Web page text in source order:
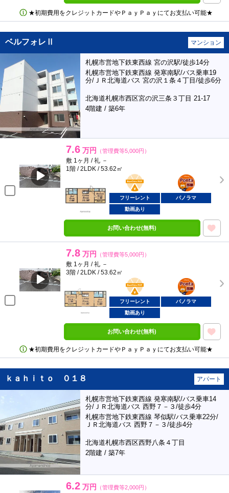
★初期費用をクレジットカードやＰａｙＰａｙにてお支払い可能★
ベルフォレⅡ マンション
札幌市営地下鉄東西線 宮の沢駅/徒歩14分
札幌市営地下鉄東西線 発寒南駅/バス乗車19
分/ＪＲ北海道バス 宮の沢１条４丁目/徒歩6分
北海道札幌市西区宮の沢三条３丁目 21-17
4階建 / 築6年
7.6 万円 （管理費等5,000円）
敷 1ヶ月 / 礼 －
1階 / 2LDK / 53.62㎡
BunChinPAY
ポンタ
部屋
フリーレント
パノラマ
動画あり
お問い合わせ(無料)
7.8 万円 （管理費等5,000円）
敷 1ヶ月 / 礼 －
3階 / 2LDK / 53.62㎡
BunChinPAY
ポンタ
部屋
フリーレント
パノラマ
動画あり
お問い合わせ(無料)
★初期費用をクレジットカードやＰａｙＰａｙにてお支払い可能★
ｋａｈｉｔｏ ０１８ アパート
札幌市営地下鉄東西線 発寒南駅/バス乗車14
分/ＪＲ北海道バス 西野７－３/徒歩4分
札幌市営地下鉄東西線 琴似駅/バス乗車22分/
ＪＲ北海道バス 西野７－３/徒歩4分
北海道札幌市西区西野八条４丁目
2階建 / 築7年
6.2 万円 （管理費等2,000円）